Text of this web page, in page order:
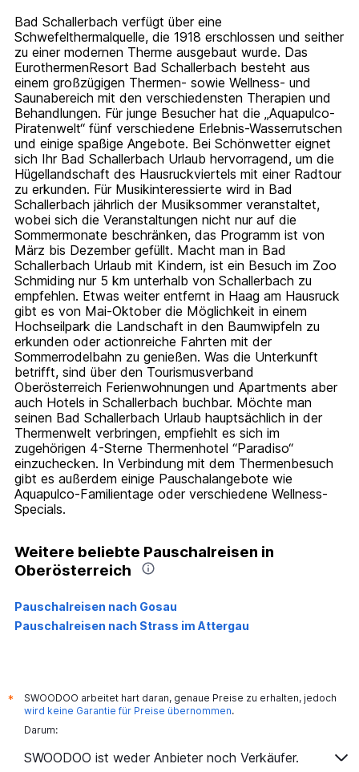
Bad Schallerbach verfügt über eine
Schwefelthermalquelle, die 1918 erschlossen und seither
zu einer modernen Therme ausgebaut wurde. Das
EurothermenResort Bad Schallerbach besteht aus
einem großzügigen Thermen- sowie Wellness- und
Saunabereich mit den verschiedensten Therapien und
Behandlungen. Für junge Besucher hat die „Aquapulco-
Piratenwelt“ fünf verschiedene Erlebnis-Wasserrutschen
und einige spaßige Angebote. Bei Schönwetter eignet
sich Ihr Bad Schallerbach Urlaub hervorragend, um die
Hügellandschaft des Hausruckviertels mit einer Radtour
zu erkunden. Für Musikinteressierte wird in Bad
Schallerbach jährlich der Musiksommer veranstaltet,
wobei sich die Veranstaltungen nicht nur auf die
Sommermonate beschränken, das Programm ist von
März bis Dezember gefüllt. Macht man in Bad
Schallerbach Urlaub mit Kindern, ist ein Besuch im Zoo
Schmiding nur 5 km unterhalb von Schallerbach zu
empfehlen. Etwas weiter entfernt in Haag am Hausruck
gibt es von Mai-Oktober die Möglichkeit in einem
Hochseilpark die Landschaft in den Baumwipfeln zu
erkunden oder actionreiche Fahrten mit der
Sommerrodelbahn zu genießen. Was die Unterkunft
betrifft, sind über den Tourismusverband
Oberösterreich Ferienwohnungen und Apartments aber
auch Hotels in Schallerbach buchbar. Möchte man
seinen Bad Schallerbach Urlaub hauptsächlich in der
Thermenwelt verbringen, empfiehlt es sich im
zugehörigen 4-Sterne Thermenhotel “Paradiso“
einzuchecken. In Verbindung mit dem Thermenbesuch
gibt es außerdem einige Pauschalangebote wie
Aquapulco-Familientage oder verschiedene Wellness-
Specials.
Weitere beliebte Pauschalreisen in
Oberösterreich
Pauschalreisen nach Gosau
Pauschalreisen nach Strass im Attergau
*
SWOODOO arbeitet hart daran, genaue Preise zu erhalten, jedoch
wird keine Garantie für Preise übernommen.
Darum:
SWOODOO ist weder Anbieter noch Verkäufer.